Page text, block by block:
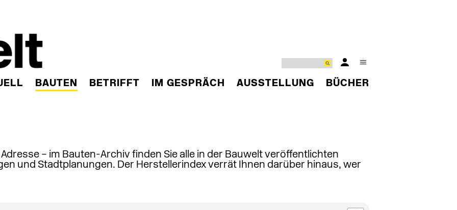
BAUTEN BETRIFFT IM GESPRÄCH AUSSTELLUNG BÜCHER
– im Bauten-Archiv finden Sie alle in der Bauwelt veröffentlichten
und Stadtplanungen. Der Herstellerindex verrät Ihnen darüber hinaus, wer